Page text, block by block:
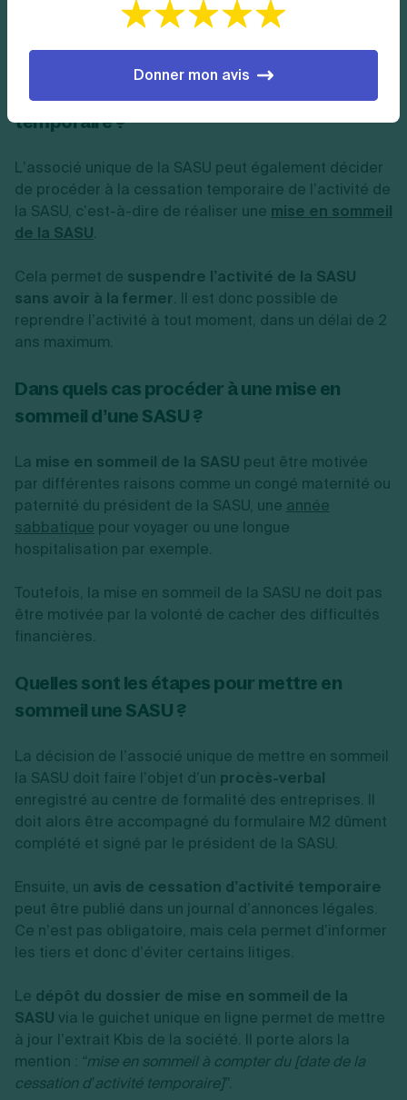
La cessation d’activité temporaire
d’une SASU
Qu’est-ce qu’une cessation d’activité
temporaire ?
L’associé unique de la SASU peut également décider
de procéder à la cessation temporaire de l’activité de
la SASU, c’est-à-dire de réaliser une mise en sommeil
de la SASU.
Cela permet de suspendre l’activité de la SASU
sans avoir à la fermer. Il est donc possible de
reprendre l’activité à tout moment, dans un délai de 2
ans maximum.
Dans quels cas procéder à une mise en
sommeil d’une SASU ?
La mise en sommeil de la SASU peut être motivée
par différentes raisons comme un congé maternité ou
paternité du président de la SASU, une année
sabbatique pour voyager ou une longue
hospitalisation par exemple.
Toutefois, la mise en sommeil de la SASU ne doit pas
être motivée par la volonté de cacher des difficultés
financières.
Quelles sont les étapes pour mettre en
sommeil une SASU ?
La décision de l’associé unique de mettre en sommeil
la SASU doit faire l’objet d’un procès-verbal
enregistré au centre de formalité des entreprises. Il
doit alors être accompagné du formulaire M2 dûment
complété et signé par le président de la SASU.
Ensuite, un avis de cessation d’activité temporaire
peut être publié dans un journal d’annonces légales.
Ce n’est pas obligatoire, mais cela permet d’informer
les tiers et donc d’éviter certains litiges.
Le dépôt du dossier de mise en sommeil de la
SASU via le guichet unique en ligne permet de mettre
à jour l’extrait Kbis de la société. Il porte alors la
mention : “mise en sommeil à compter du [date de la
cessation d’activité temporaire]”.
Donner mon avis